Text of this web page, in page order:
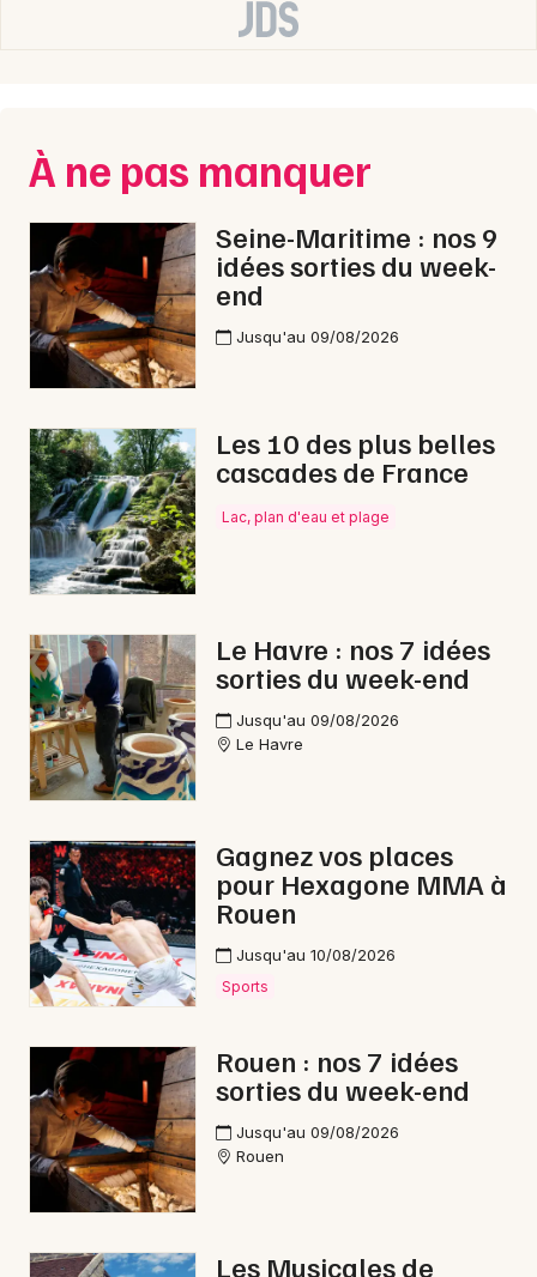
À ne pas manquer
Seine-Maritime : nos 9
idées sorties du week-
end
Jusqu'au 09/08/2026
Les 10 des plus belles
cascades de France
Lac, plan d'eau et plage
Le Havre : nos 7 idées
sorties du week-end
Jusqu'au 09/08/2026
Le Havre
Gagnez vos places
pour Hexagone MMA à
Rouen
Jusqu'au 10/08/2026
Sports
Rouen : nos 7 idées
sorties du week-end
Jusqu'au 09/08/2026
Rouen
Les Musicales de